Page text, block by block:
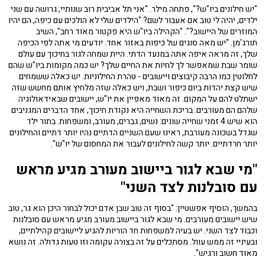
"יש חילונים ביו"ש?", פתחה מילר. "אני תל אביבית רוב שנותיי, גרושה עם שני
ילדים, יהיה לי טוב אם אעבור לשם? "הילדים שלי לא הולכים עם כיפה, הם יהיו
המוזרים של היישוב?". "הקהילה ביו"ש היא פקטור מאוד רחב", השיב
תורג'מן. "יש מאה סוגים של כיפות באזור אחד. יודעים מי אתה לפי הכיפה
שלך, זה מראה איפה אתה במנעד הדתי. היית שמחה לגור בחיכוך עם עולם
שומר שבת שמאפשר לך לחיות את החיים שלך? יש כמה מקומות ביו"ש שהם
לחלוטין כמו הרבה קיבוצים ויישובים - טהרת החילוניות. יש כאלה ששמחים
שיש קצת יהדות ביום כיפור ושבת, ויש כאלה שזה מלחיץ אותם מחשש שזה
ישתלט להם על המקום. זה מאוד מאפיין את יו"ש, יישובים שבאידאולוגיה
שלהם הם מעורבים. בריכת השחייה היא נקודת חיכוך, אחד הדברים המגניבים
הוא שיש 4 זמני שחייה שונים: נשים, גברים, מעורב, ומשפחות. בתור ילד
שגדל בשכונה מעורבת, ראינו שעם השניים הדתיים נהיו יותר דתיים והחילונים
יותר חרדתיים. יותר קשה לחילונים לעבור את המחסום של יו"ש".
"מי שבא לגור ביישוב מעורב מגיע מראש
עם סובלנות לצד השני"
בהמשך, הוסיף אפשטיין: "בסוף זה טוב שבן אדם יכול לבחור היכן הוא גר, טוב
שיש יישובים מעורבים. מי שבא לגור ביישוב מעורב מגיע מראש עם סובלנות
וכבוד לצד השני. יש בעיה למשפחות חד הוריות להגיע ליישובים קהילתיים,
ובעיניי זה ממש עוול. מסתכלים על זה בצורה עקומה וזו טעות גדולה. זה נושא
מאוד חשוב ורגיש".